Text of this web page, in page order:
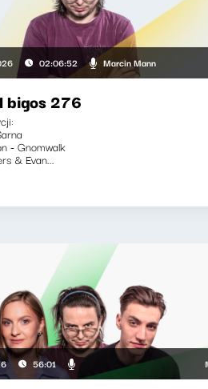
02:06:52 Marcin Mann
bigos 276
- Gnomwalk
& Evan...
56:01